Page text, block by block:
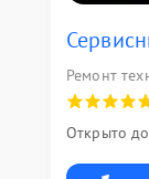
Ремонт
Открыто